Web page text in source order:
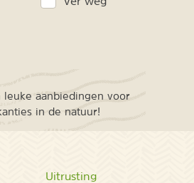
aanbiedingen voor
in de natuur!
Uitrusting